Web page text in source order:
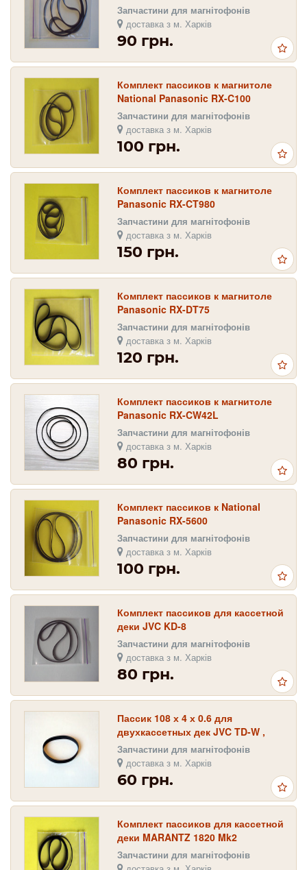
Запчастини для магнітофонів
доставка з м. Харків
90 грн.
Комплект пассиков к магнитоле
National Panasonic RX-C100
Запчастини для магнітофонів
доставка з м. Харків
100 грн.
Комплект пассиков к магнитоле
Panasonic RX-CT980
Запчастини для магнітофонів
доставка з м. Харків
150 грн.
Комплект пассиков к магнитоле
Panasonic RX-DT75
Запчастини для магнітофонів
доставка з м. Харків
120 грн.
Комплект пассиков к магнитоле
Panasonic RX-CW42L
Запчастини для магнітофонів
доставка з м. Харків
80 грн.
Комплект пассиков к National
Panasonic RX-5600
Запчастини для магнітофонів
доставка з м. Харків
100 грн.
Комплект пассиков для кассетной
деки JVC KD-8
Запчастини для магнітофонів
доставка з м. Харків
80 грн.
Пассик 108 х 4 х 0.6 для
двухкассетных дек JVC TD-W ,
JVC TD-R
Запчастини для магнітофонів
доставка з м. Харків
60 грн.
Комплект пассиков для кассетной
деки MARANTZ 1820 Mk2
Запчастини для магнітофонів